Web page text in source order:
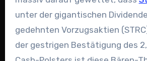
unter der gigantischen
gedehnten Vorzugsaktien
der gestrigen Bestätigung des